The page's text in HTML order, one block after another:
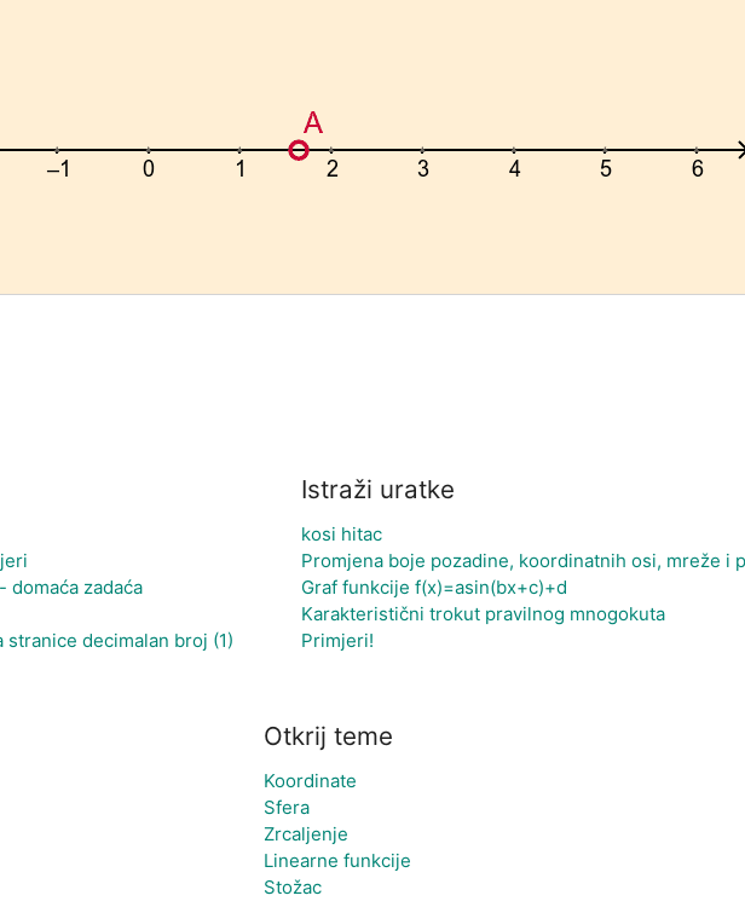
domaća zadaća
decimalan broj (1)
Istraži uratke
kosi hitac
Promjena boje pozadine, koordinatnih osi, mreže i
Graf funkcije f(x)=asin(bx+c)+d
Karakteristični trokut pravilnog mnogokuta
Primjeri!
Otkrij teme
Koordinate
Sfera
Zrcaljenje
Linearne funkcije
Stožac